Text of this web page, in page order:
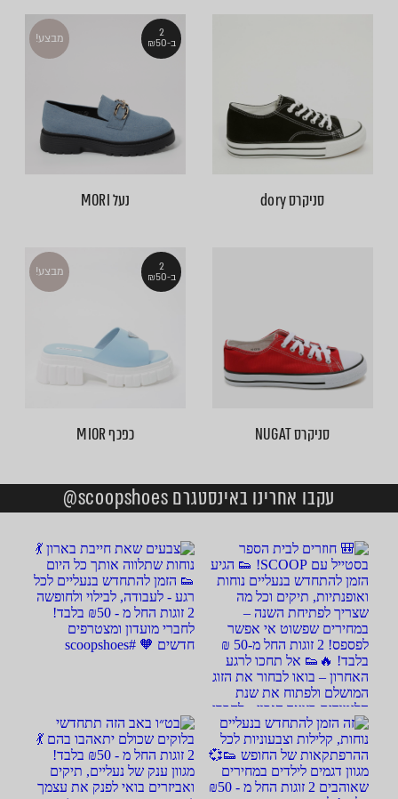
סניקרס dory
2
ב-₪50
מבצע!
נעל MORI
סניקרס NUGAT
2
ב-₪50
מבצע!
כפכף MIOR
עקבו אחרינו באינסטגרם scoopshoes@